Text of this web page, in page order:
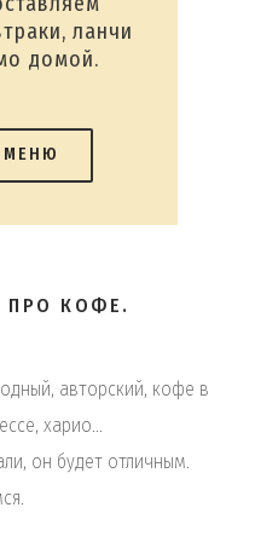
МЕНЮ
ланчи
домой.
ПРО КОФЕ.
авторский, кофе в
харио...
он будет отличным.